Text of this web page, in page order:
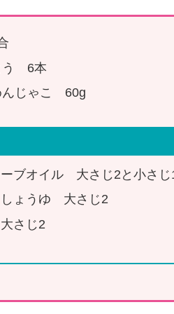
う 6本
んじゃこ 60g
ブオイル 大さじ2と小さじ
ょうゆ 大さじ2
さじ2